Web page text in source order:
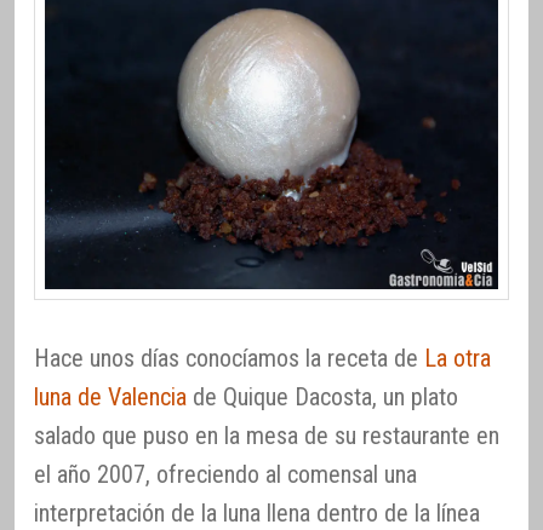
Hace unos días conocíamos la receta de La otra
luna de Valencia de Quique Dacosta, un plato
salado que puso en la mesa de su restaurante en
el año 2007, ofreciendo al comensal una
interpretación de la luna llena dentro de la línea